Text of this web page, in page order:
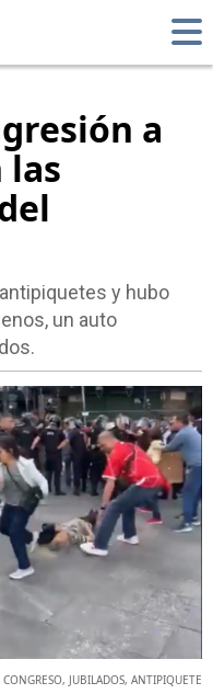
a
las
y hubo
un auto
CONGRESO, JUBILADOS, ANTIPIQUETE